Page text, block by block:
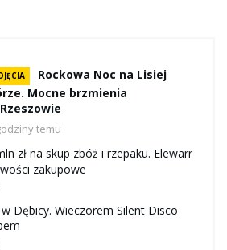
Rockowa Noc na Lisiej
Mocne brzmienia
temu
zł na skup zbóż i rzepaku. Elewarr
zakupowe
Dębicy. Wieczorem Silent Disco